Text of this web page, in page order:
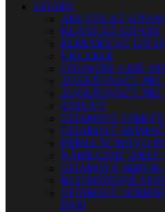
GITARY
AKUSTICKÉ
KLASICKÉ GITARY
ELEKTRICKÉ
UKULELE
COUNTRY A INÉ
ZOSILŇOVAČE
ZOSILŇOVAČE
STRUNY
GITAROVÉ EFEKTY
GITAROVÉ
PRÍSLUŠENSTVO
NÁHRADNÉ DIELY
GITAROVÝ SERVIS
BEZDRÔTOVÉ
GITAROVÉ
DVD